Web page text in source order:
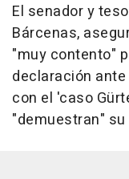
El senador y
Bárcenas,
"muy contento"
declaración
con el 'caso
"demuestran"